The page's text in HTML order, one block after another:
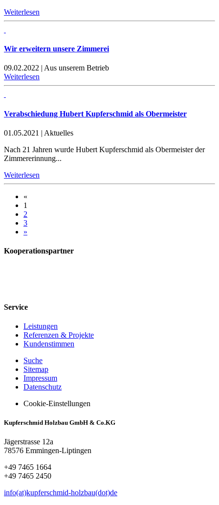
Weiterlesen
Wir erweitern unsere Zimmerei
09.02.2022 | Aus unserem Betrieb
Weiterlesen
Verabschiedung Hubert Kupferschmid als Obermeister
01.05.2021 | Aktuelles
Nach 21 Jahren wurde Hubert Kupferschmid als Obermeister der
Zimmererinnung...
Weiterlesen
«
1
2
3
»
Kooperationspartner
Service
Leistungen
Referenzen & Projekte
Kundenstimmen
Suche
Sitemap
Impressum
Datenschutz
Cookie-Einstellungen
Kupferschmid Holzbau GmbH & Co.KG
Jägerstrasse 12a
78576 Emmingen-Liptingen
+49 7465 1664
+49 7465 2450
info(at)kupferschmid-holzbau(dot)de